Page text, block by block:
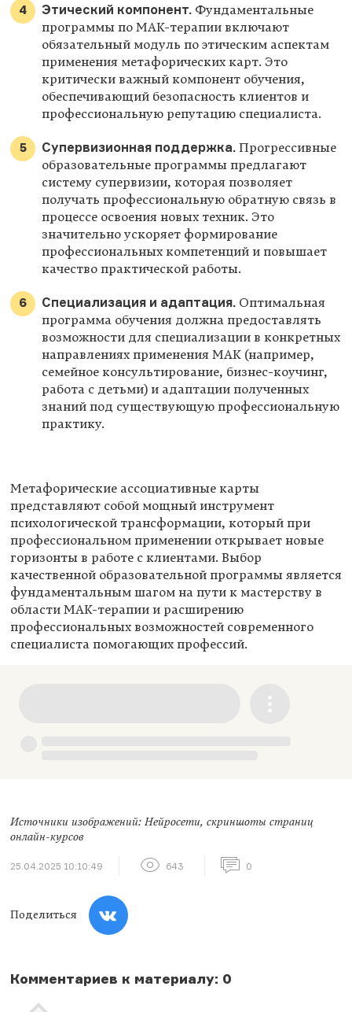
Этический компонент. Фундаментальные
программы по МАК-терапии включают
обязательный модуль по этическим аспектам
применения метафорических карт. Это
критически важный компонент обучения,
обеспечивающий безопасность клиентов и
профессиональную репутацию специалиста.
Супервизионная поддержка. Прогрессивные
образовательные программы предлагают
систему супервизии, которая позволяет
получать профессиональную обратную связь в
процессе освоения новых техник. Это
значительно ускоряет формирование
профессиональных компетенций и повышает
качество практической работы.
Специализация и адаптация. Оптимальная
программа обучения должна предоставлять
возможности для специализации в конкретных
направлениях применения МАК (например,
семейное консультирование, бизнес-коучинг,
работа с детьми) и адаптации полученных
знаний под существующую профессиональную
практику.
Метафорические ассоциативные карты
представляют собой мощный инструмент
психологической трансформации, который при
профессиональном применении открывает новые
горизонты в работе с клиентами. Выбор
качественной образовательной программы является
фундаментальным шагом на пути к мастерству в
области МАК-терапии и расширению
профессиональных возможностей современного
специалиста помогающих профессий.
Источники изображений: Нейросети, скриншоты страниц
онлайн-курсов
25.04.2025 10:10:49 643 0
Поделиться
Комментариев к материалу: 0